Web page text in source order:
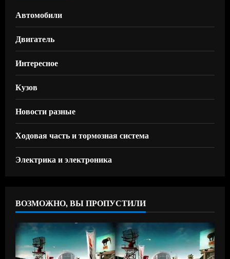
Автомобили
Двигатель
Интересное
Кузов
Новости разные
Ходовая часть и тормозная система
Электрика и электроника
ВОЗМОЖНО, ВЫ ПРОПУСТИЛИ